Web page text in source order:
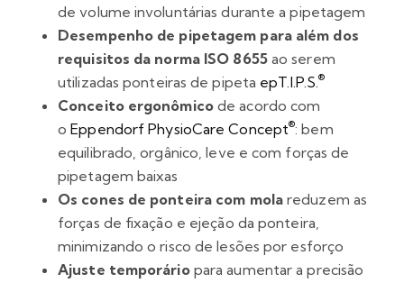
de volume involuntárias durante a pipetagem
Desempenho de pipetagem para além dos
requisitos da norma ISO 8655ao serem
utilizadas ponteiras de pipeta epT.I.P.S.®
Conceito ergonômicode acordo com
oEppendorf PhysioCare Concept®: bem
equilibrado, orgânico, leve e com forças de
pipetagem baixas
Os cones de ponteira com molareduzem as
forças de fixação e ejeção da ponteira,
minimizando o risco de lesões por esforço
Ajuste temporáriopara aumentar a precisão